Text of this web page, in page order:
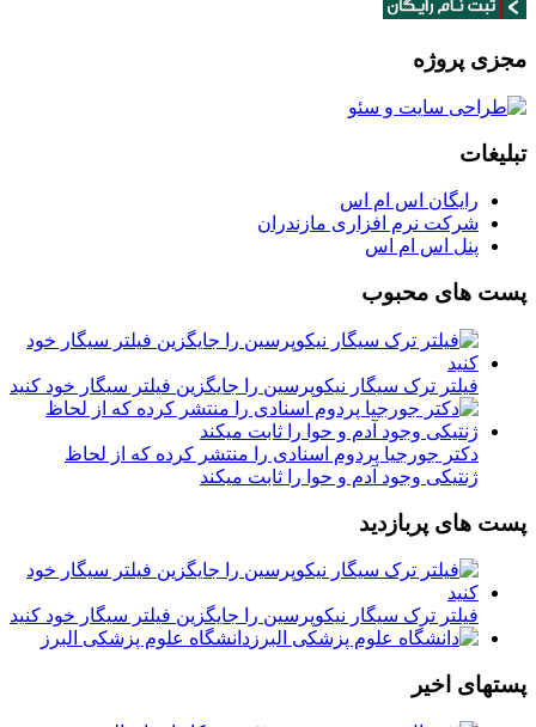
مجزی پروژه
تبلیغات
رایگان اس ام اس
شرکت نرم افزاری مازندران
پنل اس ام اس
پست های محبوب
فیلتر ترک سیگار نیکوپرسین را جایگزین فیلتر سیگار خود کنید
دکتر جورجیا پردوم اسنادی را منتشر کرده که از لحاظ
ژنتیکی وجود آدم و حوا را ثابت میکند
پست های پربازدید
فیلتر ترک سیگار نیکوپرسین را جایگزین فیلتر سیگار خود کنید
دانشگاه علوم پزشکی البرز
پستهای اخیر